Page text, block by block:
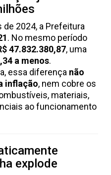
2024, a Prefeitura
. No mesmo período
47.832.380,87, uma
a menos.
essa diferença não
inflação, nem cobre os
materiais,
ao funcionamento
explode